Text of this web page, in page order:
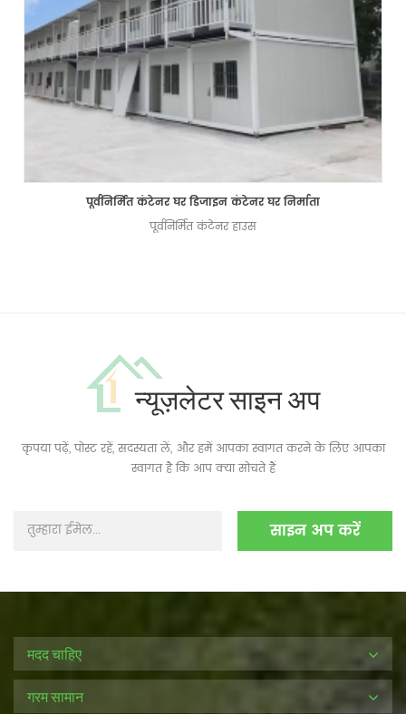
पूर्वनिर्मित कंटेनर घर डिजाइन कंटेनर घर निर्माता
पूर्वनिर्मित कंटेनर हाउस
न्यूज़लेटर साइन अप
कृपया पढ़ें, पोस्ट रहें, सदस्यता लें, और हमें आपका स्वागत करने के लिए आपका
स्वागत है कि आप क्या सोचते हैं
मदद चाहिए
गरम सामान